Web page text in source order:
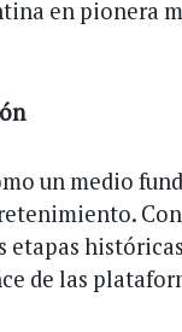
en pionera
un medio
de las